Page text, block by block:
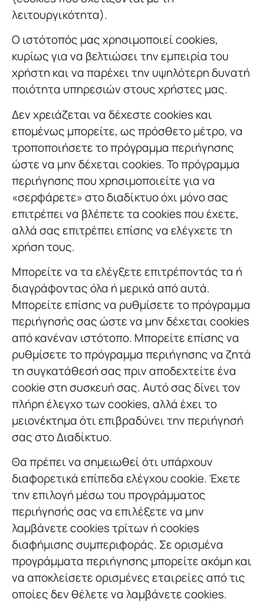
λειτουργικότητα).
Ο ιστότοπός μας χρησιμοποιεί cookies,
κυρίως για να βελτιώσει την εμπειρία του
χρήστη και να παρέχει την υψηλότερη δυνατή
ποιότητα υπηρεσιών στους χρήστες μας.
Δεν χρειάζεται να δέχεστε cookies και
επομένως μπορείτε, ως πρόσθετο μέτρο, να
τροποποιήσετε το πρόγραμμα περιήγησης
ώστε να μην δέχεται cookies. Το πρόγραμμα
περιήγησης που χρησιμοποιείτε για να
«σερφάρετε» στο διαδίκτυο όχι μόνο σας
επιτρέπει να βλέπετε τα cookies που έχετε,
αλλά σας επιτρέπει επίσης να ελέγχετε τη
χρήση τους.
Μπορείτε να τα ελέγξετε επιτρέποντάς τα ή
διαγράφοντας όλα ή μερικά από αυτά.
Μπορείτε επίσης να ρυθμίσετε το πρόγραμμα
περιήγησής σας ώστε να μην δέχεται cookies
από κανέναν ιστότοπο. Μπορείτε επίσης να
ρυθμίσετε το πρόγραμμα περιήγησης να ζητά
τη συγκατάθεσή σας πριν αποδεχτείτε ένα
cookie στη συσκευή σας. Αυτό σας δίνει τον
πλήρη έλεγχο των cookies, αλλά έχει το
μειονέκτημα ότι επιβραδύνει την περιήγησή
σας στο Διαδίκτυο.
Θα πρέπει να σημειωθεί ότι υπάρχουν
διαφορετικά επίπεδα ελέγχου cookie. Έχετε
την επιλογή μέσω του προγράμματος
περιήγησής σας να επιλέξετε να μην
λαμβάνετε cookies τρίτων ή cookies
διαφήμισης συμπεριφοράς. Σε ορισμένα
προγράμματα περιήγησης μπορείτε ακόμη και
να αποκλείσετε ορισμένες εταιρείες από τις
οποίες δεν θέλετε να λαμβάνετε cookies.